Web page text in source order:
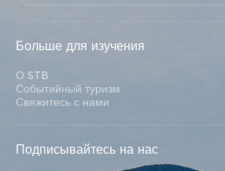
Больше для изучения
О STB
Событийный туризм
Свяжитесь с нами
Подписывайтесь на нас